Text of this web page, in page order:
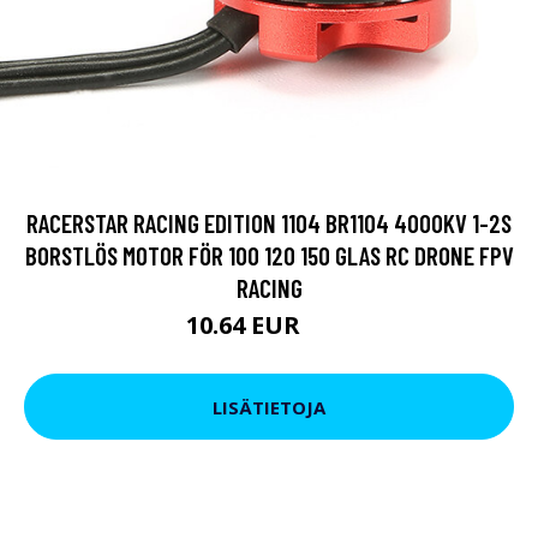
RACERSTAR RACING EDITION 1104 BR1104 4000KV 1-2S
BORSTLÖS MOTOR FÖR 100 120 150 GLAS RC DRONE FPV
RACING
10.64 EUR
LISÄTIETOJA